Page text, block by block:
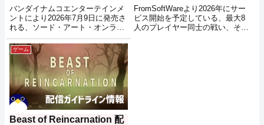
送】
バンダイナムコエンターテインメ
ントにより2026年7月9日に発売さ
れる、ソード・アート・オンライ
ン(SAO)シリーズの始まりの舞
台、浮遊城(アインクラッド)にて
繰り広げられる死と隣り合わせの
仮想世界に囚われたプレイヤー達
を描く『Echoes of Aincrad』の配
信ガイドライン情報です。
放送】
FromSoftWareより2026年にサー
ビス開始を予定している、最大8
人のプレイヤー同士の戦い、そし
ゲーム
Beast of Reincarnation 配